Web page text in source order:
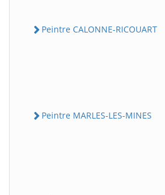
Peintre CALONNE-RICOUART
Peintre MARLES-LES-MINES